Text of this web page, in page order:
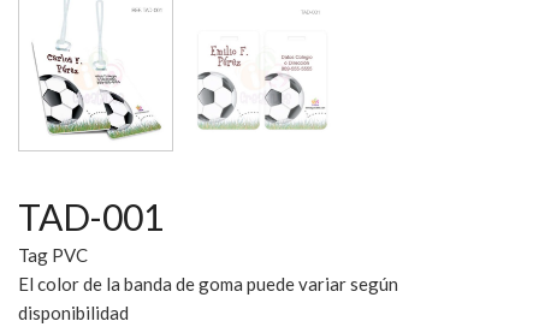
TAD-001
Tag PVC
El color de la banda de goma puede variar según
disponibilidad